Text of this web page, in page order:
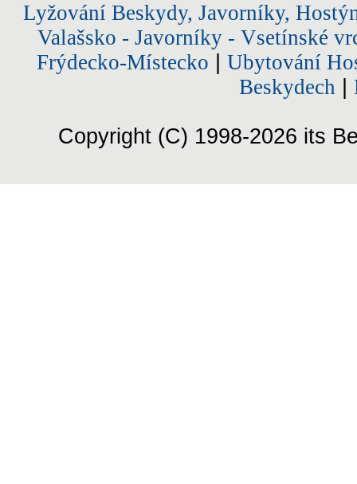
Lyžování Beskydy, Javorníky,
Valašsko - Javorníky - Vsetínské
Frýdecko-Místecko
Ubytování
Beskydech
Copyright (C) 1998-2026 its